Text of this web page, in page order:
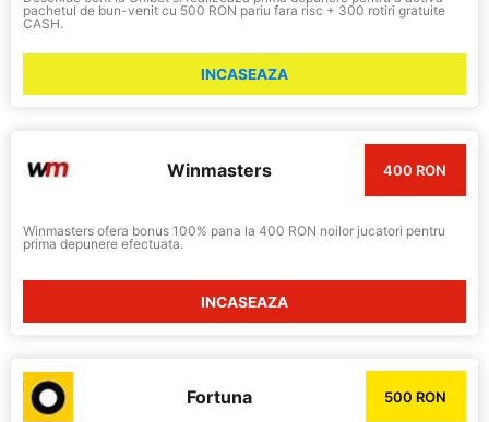
pachetul de bun-venit cu 500 RON pariu fara risc + 300 rotiri gratuite
CASH.
INCASEAZA
Winmasters 400 RON
Winmasters ofera bonus 100% pana la 400 RON noilor jucatori pentru
prima depunere efectuata.
INCASEAZA
Fortuna 500 RON